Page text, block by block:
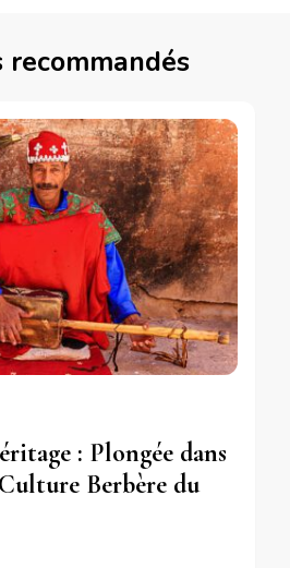
: Plongée dans
Berbère du